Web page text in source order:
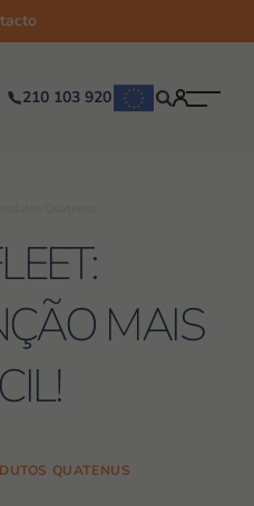
210 103 920
MAIS
QUATENUS